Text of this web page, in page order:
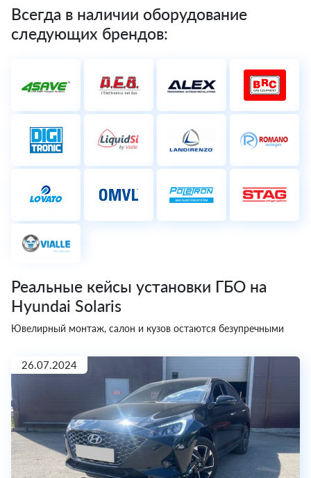
Всегда в наличии оборудование
следующих брендов:
Реальные кейсы установки ГБО на
Hyundai Solaris
Ювелирный монтаж, салон и кузов остаются безупречными
26.07.2024